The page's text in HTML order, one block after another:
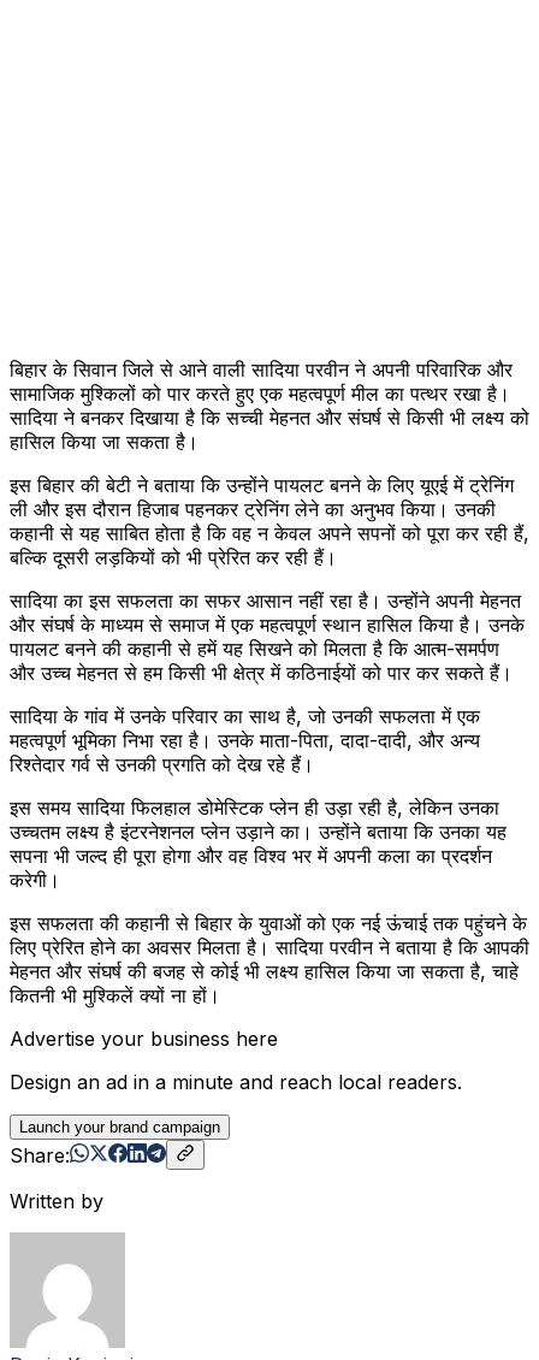
बिहार के सिवान जिले से आने वाली सादिया परवीन ने अपनी परिवारिक और
सामाजिक मुश्किलों को पार करते हुए एक महत्वपूर्ण मील का पत्थर रखा है।
सादिया ने बनकर दिखाया है कि सच्ची मेहनत और संघर्ष से किसी भी लक्ष्य को
हासिल किया जा सकता है।
इस बिहार की बेटी ने बताया कि उन्होंने पायलट बनने के लिए यूएई में ट्रेनिंग
ली और इस दौरान हिजाब पहनकर ट्रेनिंग लेने का अनुभव किया। उनकी
कहानी से यह साबित होता है कि वह न केवल अपने सपनों को पूरा कर रही हैं,
बल्कि दूसरी लड़कियों को भी प्रेरित कर रही हैं।
सादिया का इस सफलता का सफर आसान नहीं रहा है। उन्होंने अपनी मेहनत
और संघर्ष के माध्यम से समाज में एक महत्वपूर्ण स्थान हासिल किया है। उनके
पायलट बनने की कहानी से हमें यह सिखने को मिलता है कि आत्म-समर्पण
और उच्च मेहनत से हम किसी भी क्षेत्र में कठिनाईयों को पार कर सकते हैं।
सादिया के गांव में उनके परिवार का साथ है, जो उनकी सफलता में एक
महत्वपूर्ण भूमिका निभा रहा है। उनके माता-पिता, दादा-दादी, और अन्य
रिश्तेदार गर्व से उनकी प्रगति को देख रहे हैं।
इस समय सादिया फिलहाल डोमेस्टिक प्लेन ही उड़ा रही है, लेकिन उनका
उच्चतम लक्ष्य है इंटरनेशनल प्लेन उड़ाने का। उन्होंने बताया कि उनका यह
सपना भी जल्द ही पूरा होगा और वह विश्व भर में अपनी कला का प्रदर्शन
करेगी।
इस सफलता की कहानी से बिहार के युवाओं को एक नई ऊंचाई तक पहुंचने के
लिए प्रेरित होने का अवसर मिलता है। सादिया परवीन ने बताया है कि आपकी
मेहनत और संघर्ष की बजह से कोई भी लक्ष्य हासिल किया जा सकता है, चाहे
कितनी भी मुश्किलें क्यों ना हों।
Advertise your business here
Design an ad in a minute and reach local readers.
Launch your brand campaign
Share:
Written by